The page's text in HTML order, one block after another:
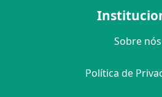
Sobre nós
Política de